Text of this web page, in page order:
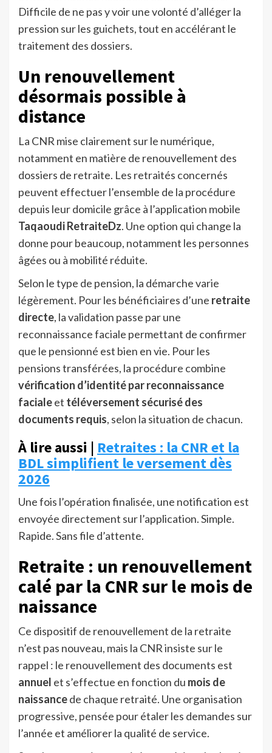
Difficile de ne pas y voir une volonté d’alléger la
pression sur les guichets, tout en accélérant le
traitement des dossiers.
Un renouvellement
désormais possible à
distance
La CNR mise clairement sur le numérique,
notamment en matière de renouvellement des
dossiers de retraite. Les retraités concernés
peuvent effectuer l’ensemble de la procédure
depuis leur domicile grâce à l’application mobile
Taqaoudi RetraiteDz. Une option qui change la
donne pour beaucoup, notamment les personnes
âgées ou à mobilité réduite.
Selon le type de pension, la démarche varie
légèrement. Pour les bénéficiaires d’une retraite
directe, la validation passe par une
reconnaissance faciale permettant de confirmer
que le pensionné est bien en vie. Pour les
pensions transférées, la procédure combine
vérification d’identité par reconnaissance
facialeet téléversement sécurisé des
documents requis, selon la situation de chacun.
À lire aussi | Retraites : la CNR et la
BDL simplifient le versement dès
2026
Une fois l’opération finalisée, une notification est
envoyée directement sur l’application. Simple.
Rapide. Sans file d’attente.
Retraite : un renouvellement
calé par la CNR sur le mois de
naissance
Ce dispositif de renouvellement de la retraite
n’est pas nouveau, mais la CNR insiste sur le
rappel : le renouvellement des documents est
annuel et s’effectue en fonction du mois de
naissancede chaque retraité. Une organisation
progressive, pensée pour étaler les demandes sur
l’année et améliorer la qualité de service.